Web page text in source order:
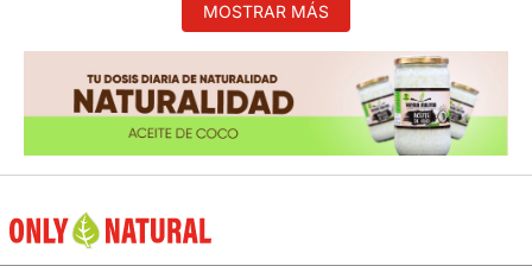
MOSTRAR MÁS